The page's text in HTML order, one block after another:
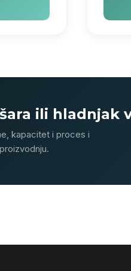
ili hladnjak
kapacitet i proces i